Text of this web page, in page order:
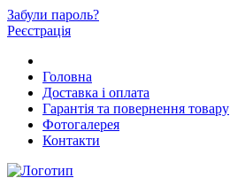
Забули пароль?
Реєстрація
Головна
Доставка і оплата
Гарантія та повернення товару
Фотогалерея
Контакти